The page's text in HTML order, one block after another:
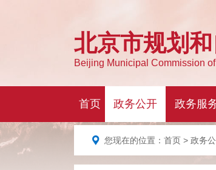
您现在的位置： 首页 > 政务